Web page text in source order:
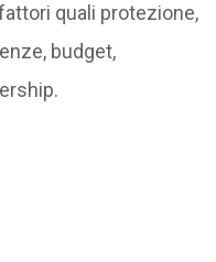
quali protezione,
budget,